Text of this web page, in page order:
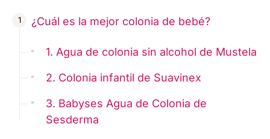
¿Cuál es la mejor colonia de bebé?
1. Agua de colonia sin alcohol de Mustela
2. Colonia infantil de Suavinex
3. Babyses Agua de Colonia de
Sesderma